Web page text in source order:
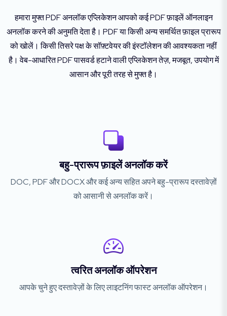
हमारा मुफ्त PDF अनलॉक एप्लिकेशन आपको कई PDF फ़ाइलें ऑनलाइन
अनलॉक करने की अनुमति देता है। PDF या किसी अन्य समर्थित फ़ाइल प्रारूप
को खोलें। किसी तिसरे पक्ष के सॉफ़्टवेयर की इंस्टॉलेशन की आवश्यकता नहीं
है। वेब-आधारित PDF पासवर्ड हटाने वाली एप्लिकेशन तेज़, मजबूत, उपयोग में
आसान और पूरी तरह से मुफ्त है।
बहु-प्रारूप फ़ाइलें अनलॉक करें
DOC, PDF और DOCX और कई अन्य सहित अपने बहु-प्रारूप दस्तावेज़ों
को आसानी से अनलॉक करें।
त्वरित अनलॉक ऑपरेशन
आपके चुने हुए दस्तावेज़ों के लिए लाइटनिंग फास्ट अनलॉक ऑपरेशन।